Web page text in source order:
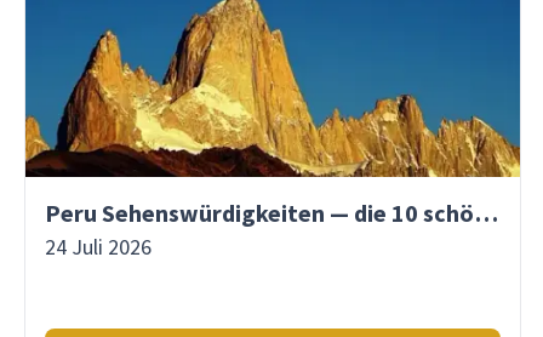
Peru Sehenswürdigkeiten — die 10 schönsten Orte
24 Juli 2026